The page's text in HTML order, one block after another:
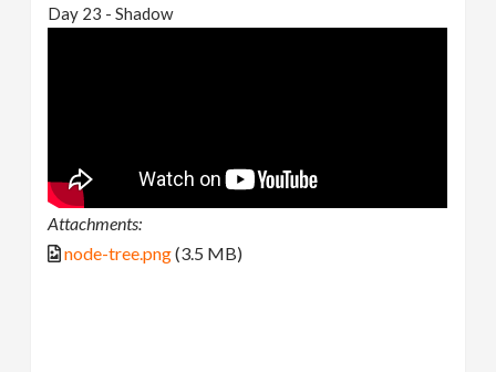
Day 23 - Shadow
Attachments:
node-tree.png(3.5 MB)